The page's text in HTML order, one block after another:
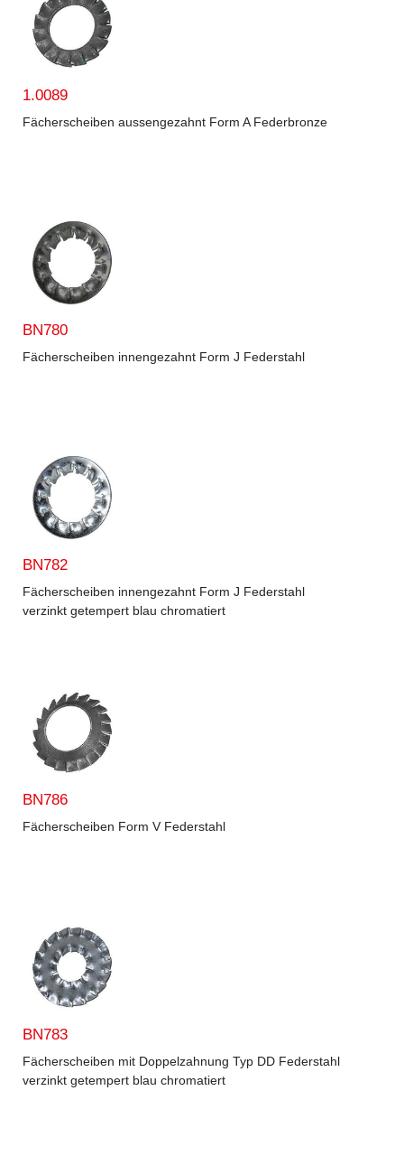
1.0089
Fächerscheiben aussengezahnt Form A Federbronze
BN780
Fächerscheiben innengezahnt Form J Federstahl
BN782
Fächerscheiben innengezahnt Form J Federstahl
verzinkt getempert blau chromatiert
BN786
Fächerscheiben Form V Federstahl
BN783
Fächerscheiben mit Doppelzahnung Typ DD Federstahl
verzinkt getempert blau chromatiert